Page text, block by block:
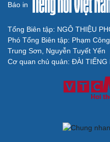
Báo in
Tổng Biên tập: NGÔ THIỆU
Phó Tổng Biên tập: Phạm
Trung Sơn, Nguyễn Tuyết Yến
Cơ quan chủ quản: ĐÀI TIẾNG